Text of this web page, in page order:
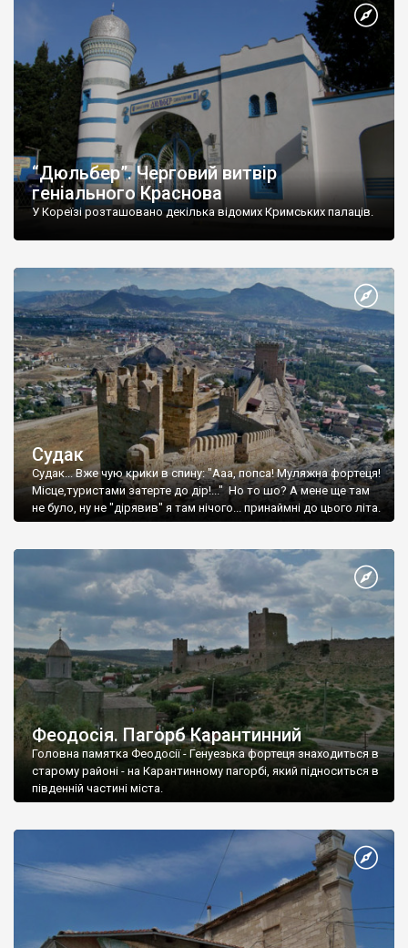
“Дюльбер”. Черговий витвір
геніального Краснова
У Кореїзі розташовано декілька відомих Кримських палаців.
Судак
Судак... Вже чую крики в спину: "Ааа, попса! Муляжна фортеця!
Місце,туристами затерте до дір!..." Но то шо? А мене ще там
не було, ну не "дірявив" я там нічого... принаймні до цього літа.
Феодосія. Пагорб Карантинний
Головна памятка Феодосії - Генуезька фортеця знаходиться в
старому районі - на Карантинному пагорбі, який підноситься в
південній частині міста.